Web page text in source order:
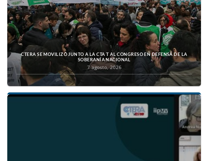
CTERA SE MOVILIZÓ JUNTO A LA CTA T AL CONGRESO EN DEFENSA DE LA
SOBERANÍA NACIONAL
7 agosto, 2026